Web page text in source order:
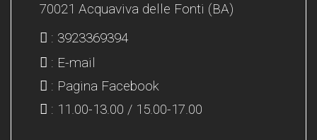
70021 Acquaviva delle Fonti (BA)
: 3923369394
: E-mail
: Pagina Facebook
: 11.00-13.00 / 15.00-17.00